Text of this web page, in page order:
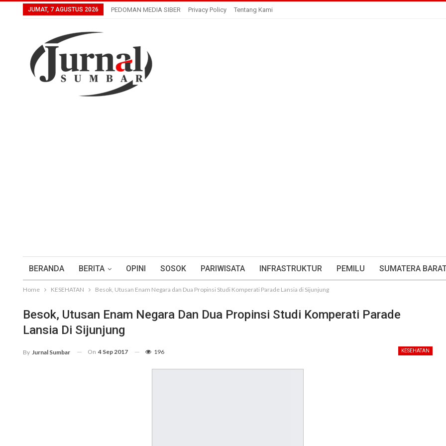
JUMAT, 7 AGUSTUS 2026 PEDOMAN MEDIA SIBER Privacy Policy Tentang Kami
BERANDA BERITA OPINI SOSOK PARIWISATA INFRASTRUKTUR PEMILU SUMATERA
Home KESEHATAN Besok, Utusan Enam Negara dan Dua Propinsi Studi Komperati Parade Lansia di Sijunjung
Besok, Utusan Enam Negara Dan Dua Propinsi Studi Komperati Parade
Lansia Di Sijunjung
KESEHATAN
By Jurnal Sumbar On 4 Sep 2017 196